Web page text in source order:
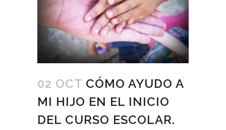
02 OCT CÓMO AYUDO A
MI HIJO EN EL INICIO
DEL CURSO ESCOLAR.